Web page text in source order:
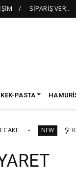
SİPARİŞ VER..
KEK-PASTA
NEW ŞEKER